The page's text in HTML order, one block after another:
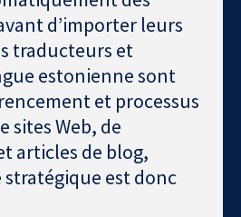
d’importer leurs
traducteurs et
estonienne sont
et processus
sites Web, de
articles de blog,
est donc